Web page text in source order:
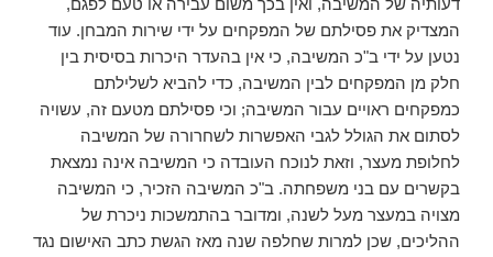
דעותיה של המשיבה, ואין בכך משום עבירה או טעם לפגם,
המצדיק את פסילתם של המפקחים על ידי שירות המבחן. עוד
נטען על ידי ב"כ המשיבה, כי אין בהעדר היכרות בסיסית בין
חלק מן המפקחים לבין המשיבה, כדי להביא לשלילתם
כמפקחים ראויים עבור המשיבה; וכי פסילתם מטעם זה, עשויה
לסתום את הגולל לגבי האפשרות לשחרורה של המשיבה
לחלופת מעצר, וזאת לנוכח העובדה כי המשיבה אינה נמצאת
בקשרים עם בני משפחתה. ב"כ המשיבה הזכיר, כי המשיבה
מצויה במעצר מעל לשנה, ומדובר בהתמשכות ניכרת של
ההליכים, שכן למרות שחלפה שנה מאז הגשת כתב האישום נגד